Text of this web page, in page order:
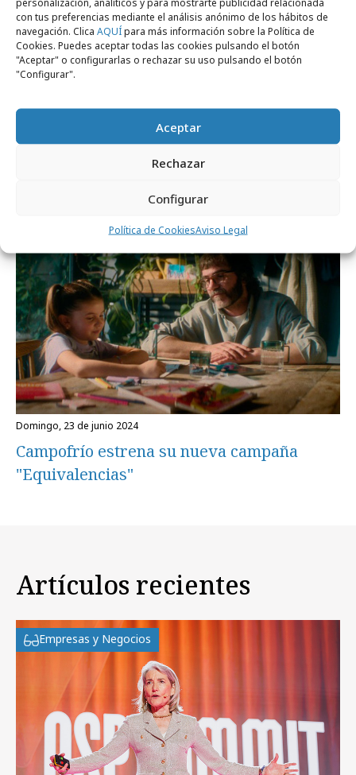
con tus preferencias mediante el análisis anónimo de los hábitos de
navegación. Clica AQUÍpara más información sobre la Política de
Cookies. Puedes aceptar todas las cookies pulsando el botón
"Aceptar" o configurarlas o rechazar su uso pulsando el botón
"Configurar".
Aceptar
Rechazar
Configurar
Política de CookiesAviso Legal
Zoe Muñoz, nueva Head of Social Media de
domingo, 23 de junio 2024
Campofrío estrena su nueva campaña
"Equivalencias"
Artículos recientes
Empresas y Negocios